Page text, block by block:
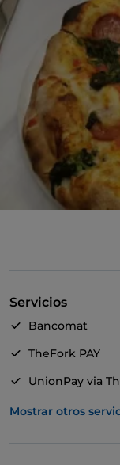
Servicios
Bancomat
TheFork PAY
UnionPay via
Wi-Fi
Mostrar otros